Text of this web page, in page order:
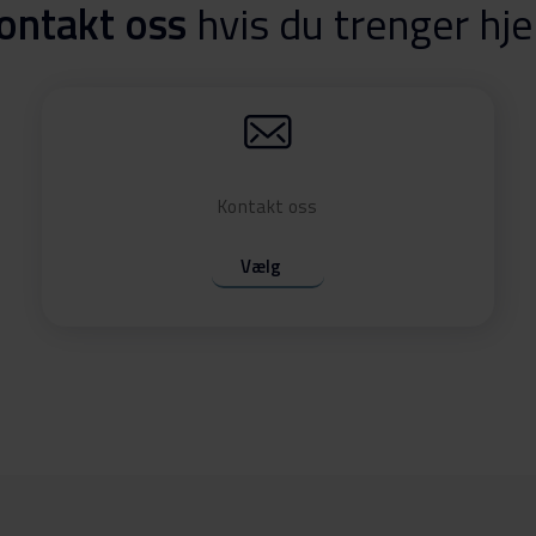
oss hvis du trenger
Kontakt oss
Vælg